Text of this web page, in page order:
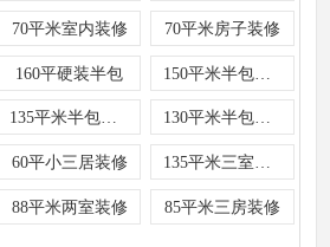
70平米室内装修 70平米房子装修
160平硬装半包 150平米半包装修
135平米半包装修 130平米半包装修
60平小三居装修 135平米三室装修
88平米两室装修 85平米三房装修